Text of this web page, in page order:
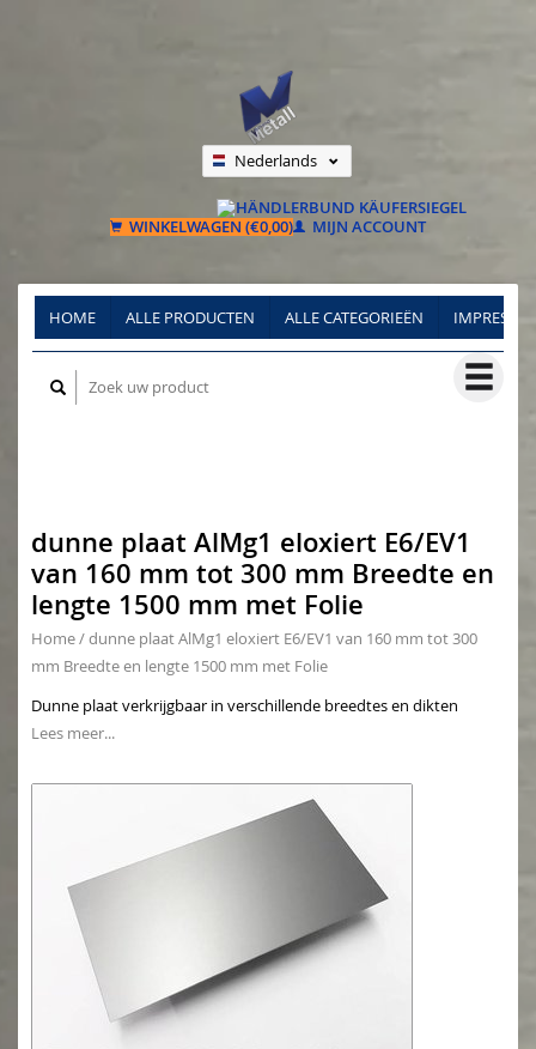
Nederlands
Français
WINKELWAGEN (€0,00) MIJN ACCOUNT
HOME ALLE PRODUCTEN ALLE CATEGORIEËN
dunne plaat AlMg1 eloxiert E6/EV1
van 160 mm tot 300 mm Breedte en
lengte 1500 mm met Folie
Home/dunne plaat AlMg1 eloxiert E6/EV1 van 160 mm tot 300
mm Breedte en lengte 1500 mm met Folie
Dunne plaat verkrijgbaar in verschillende breedtes en dikten
Lees meer...